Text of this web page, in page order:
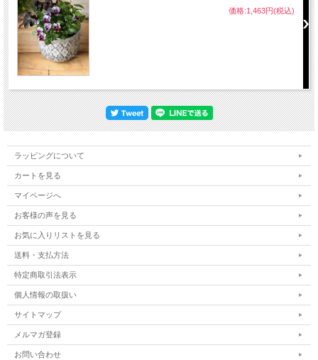
価格:1,463円(税込)
ラッピングについて
カートを見る
マイページへ
お客様の声を見る
お気に入りリストを見る
送料・支払方法
特定商取引法表示
個人情報の取扱い
サイトマップ
メルマガ登録
お問い合わせ